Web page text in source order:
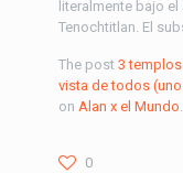
literalmente bajo
Tenochtitlan. El
The post 3 templos
vista de todos
on Alan x el Mundo.
0